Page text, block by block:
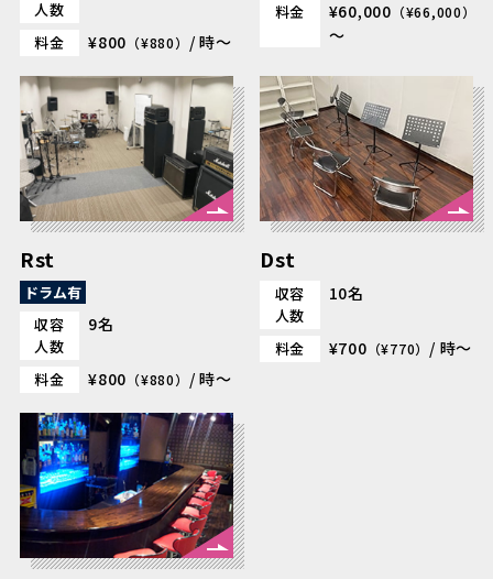
人数
料金 ¥800 （¥880） / 時～
料金 ¥60,000 （¥66,000）
～
Rst
ドラム有
収容
人数
9名
料金 ¥800 （¥880） / 時～
Dst
収容
人数
10名
料金 ¥700 （¥770） / 時～